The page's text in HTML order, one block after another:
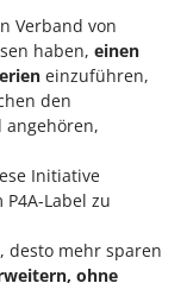
Verband von
haben, einen
einzuführen,
den
angehören,
Initiative
Label zu
desto mehr sparen
ohne